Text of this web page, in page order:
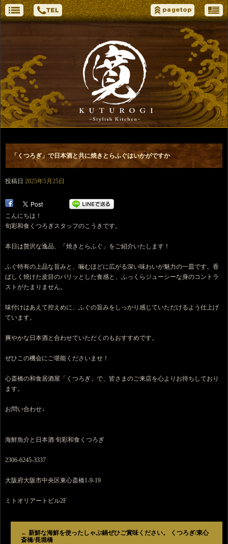
「くつろぎ」で日本酒と共に焼きとらふぐはいかがですか
投稿日 2025年5月25日
こんにちは！
旬彩和食くつろぎスタッフのこうきです。
本日は贅沢な逸品、「焼きとらふぐ」をご紹介いたします！
ふぐ特有の上品な旨みと、噛むほどに広がる深い味わいが魅力の一皿です。香
ばしく焼けた皮目のパリッとした食感と、ふっくらジューシーな身のコントラ
ストがたまりません。
味付けはあえて控えめに、ふぐの旨みをしっかり感じていただけるよう仕上げ
ています。
爽やかな日本酒と合わせていただくのもおすすめです。
ぜひこの機会にご堪能くださいませ！
心斎橋の和食居酒屋「くつろぎ」で、皆さまのご来店を心よりお待ちしており
ます。
お問い合わせ↓
海鮮魚介と日本酒 旬彩和食くつろぎ
2306-6245-3337
大阪府大阪市中央区東心斎橋1-9-19
ミトオリアートビル2F
← 新鮮な海鮮を使ったしゃぶ鍋ぜひご賞味ください。 くつろぎ/東心
斎橋/長堀橋